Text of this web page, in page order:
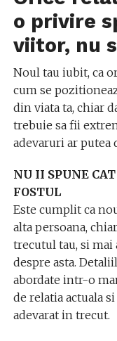
o privire
viitor, nu
Noul tau iubit, ca
cum se
din viata ta, chiar
trebuie sa fii
adevaruri ar putea
NU II SPUNE
FOSTUL
Este cumplit ca
alta persoana,
trecutul tau, si
despre asta.
abordate intr-o
de relatia actuala
adevarat in trecut.